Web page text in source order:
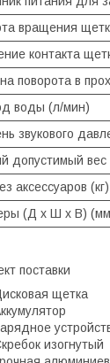
вращения
контакта
поворота в
воды (л/мин)
звукового
допустимый вес
аксессуаров (кг)
(Д x Ш x В)
поставки
щетка
изогнутый